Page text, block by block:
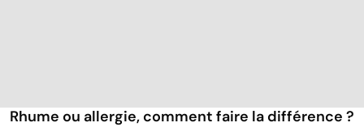
Rhume ou allergie, comment faire la différence ?